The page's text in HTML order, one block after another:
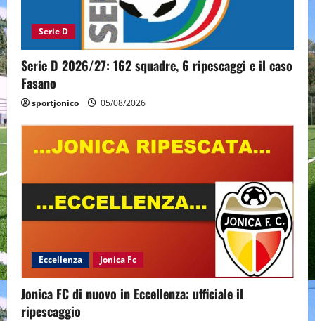
Serie D
Serie D 2026/27: 162 squadre, 6 ripescaggi e il caso
Fasano
sportjonico 05/08/2026
Eccellenza Jonica Fc
Jonica FC di nuovo in Eccellenza: ufficiale il
ripescaggio